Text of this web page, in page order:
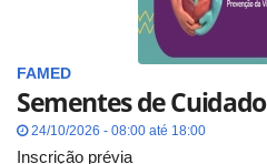
FAMED
Sementes de Cuidado
24/10/2026 - 08:00 até 18:00
Inscrição prévia